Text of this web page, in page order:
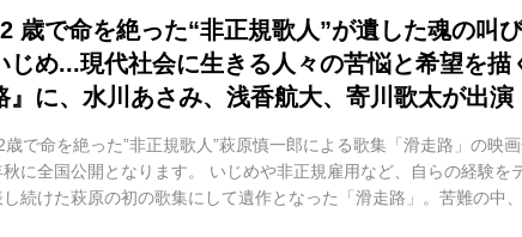
歳で命を絶った“非正規歌人”が遺した魂の叫び
じめ...現代社会に生きる人々の苦悩と希望を描
』に、水川あさみ、浅香航大、寄川歌太が出演
歳で命を絶った”非正規歌人”萩原慎一郎による歌集「滑走路」の映
秋に全国公開となります。 いじめや非正規雇用など、自らの経験を
し続けた萩原の初の歌集にして遺作となった「滑走路」。苦難の中